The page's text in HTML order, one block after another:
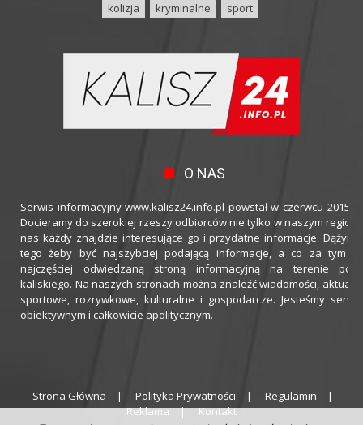
kolizja
kryminalne sport
O NAS
Serwis informacyjny www.kalisz24.info.pl powstał w czerwcu 2015
Docieramy do szerokiej rzeszy odbiorców nie tylko w naszym
nas każdy znajdzie interesujące go i przydatne informacje.
tego żeby być najszybciej podającą informacje, a co za tym
najczęściej odwiedzaną stroną informacyjną na terenie
kaliskiego. Na naszych stronach można znaleźć wiadomości,
sportowe, rozrywkowe, kulturalne i gospodarcze. Jesteśmy
obiektywnym i całkowicie apolitycznym.
Strona Główna Polityka Prywatności
Regulamin
Reklama
Kontakt